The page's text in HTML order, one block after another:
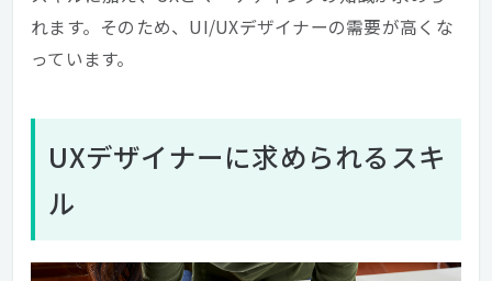
れます。そのため、UI/UXデザイナーの需要が高くな
っています。
UXデザイナーに求められるスキ
ル